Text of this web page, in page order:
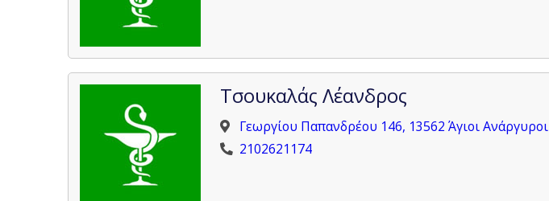
Τσουκαλάς Λέανδρος
Γεωργίου Παπανδρέου 146, 13562 Άγιοι Ανάργυροι
2102621174